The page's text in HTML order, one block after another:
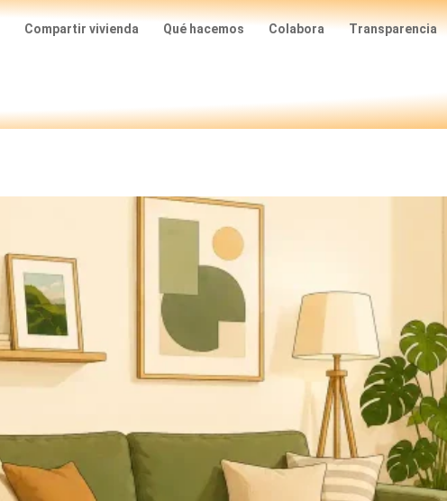
Compartir vivienda Qué hacemos Colabora Transparencia